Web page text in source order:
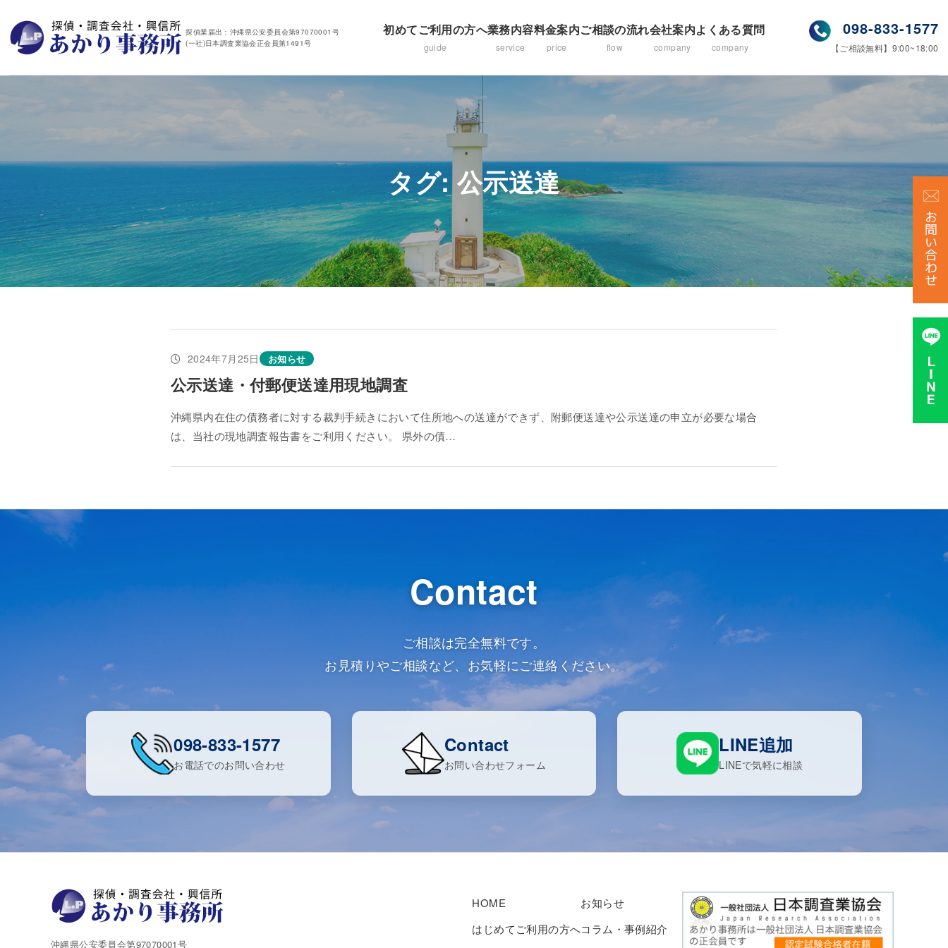
探偵業届出：沖縄県公安委員会第97070001号
(一社)日本調査業協会正会員第1491号
初めてご利用の方へ
guide
業務内容
service
料金案内
price
ご相談の流れ
flow
会社案内
company
よくある質問
company
098-833-1577
【ご相談無料】9:00~18:00
タグ:公示送達
2024年7月25日 お知らせ
公示送達・付郵便送達用現地調査
沖縄県内在住の債務者に対する裁判手続きにおいて住所地への送達ができず、附郵便送達や公示送達の申立が必要な場合
は、当社の現地調査報告書をご利用ください。 県外の債…
Contact
ご相談は完全無料です。
お見積りやご相談など、お気軽にご連絡ください。
098-833-1577
お電話でのお問い合わせ
Contact
お問い合わせフォーム
LINE追加
LINEで気軽に相談
沖縄県公安委員会第97070001号
HOME
はじめてご利用の方へ
お知らせ
コラム・事例紹介